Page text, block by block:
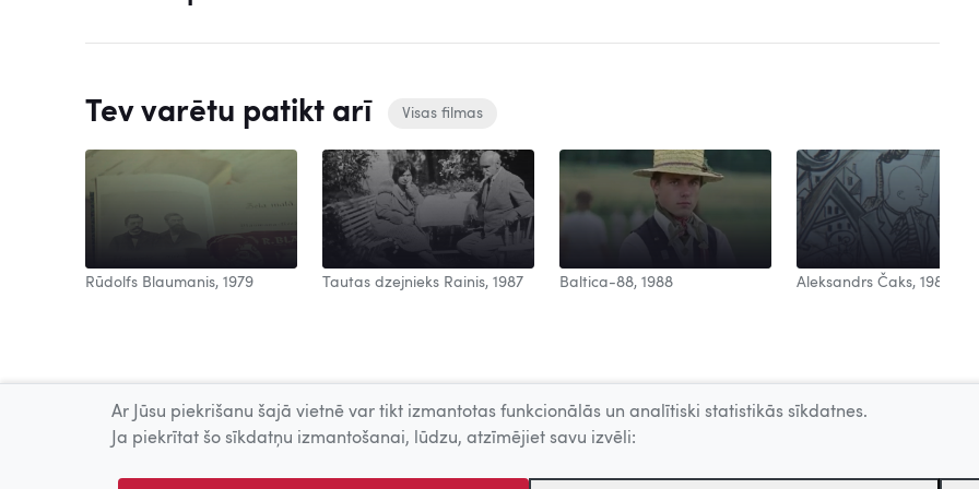
Tev varētu patikt arī Visas filmas
Rūdolfs Blaumanis, 1979 Tautas dzejnieks Rainis, 1987 Baltica-88, 1988 Aleksandrs Čaks, 1988
Ar Jūsu piekrišanu šajā vietnē var tikt izmantotas funkcionālās un analītiski statistikās sīkdatnes.
Ja piekrītat šo sīkdatņu izmantošanai, lūdzu, atzīmējiet savu izvēli: